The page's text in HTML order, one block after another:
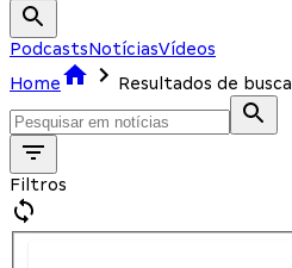
PodcastsNotíciasVídeos
Home
Resultados de busca
Filtros